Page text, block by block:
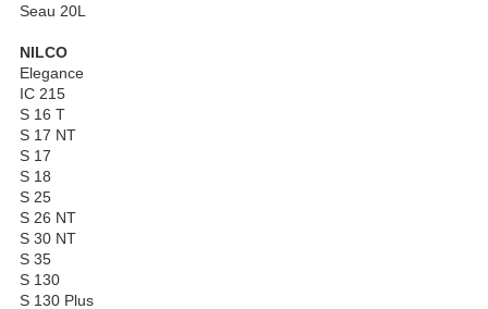
Seau 20L
NILCO
Elegance
IC 215
S 16 T
S 17 NT
S 17
S 18
S 25
S 26 NT
S 30 NT
S 35
S 130
S 130 Plus